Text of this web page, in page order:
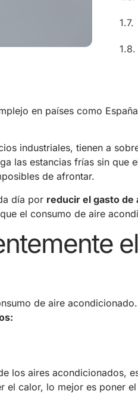
en países como
industriales, tienen a
las estancias frías sin que
de afrontar.
día por reducir el gasto de
el consumo de aire
de aire acondicionado.
los aires acondicionados,
el calor, lo mejor es poner